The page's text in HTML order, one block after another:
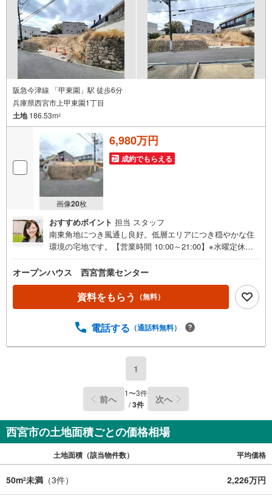
阪急今津線 「甲東園」駅 徒歩6分
兵庫県西宮市上甲東園1丁目
土地186.53m2
画像20枚
6,980万円
成約でもらえる
おすすめポイント 担当 スタッフ
南東角地につき風通し良好。低層エリアにつき穏やかな住
環境の宅地です。【営業時間 10:00～21:00】※水曜定休上
軽にご連絡ください！現地を見学される場合は「室内・現
地を見学する（無料）」ボタンよりご希望の日時をご記入
いただけますとスムーズにご案内が可能です。◎現地のご
案内について・平日や夜遅い時間帯もご案内が可能 ※定休
いたします。・車でご自宅や最寄り駅等、ご指定の場所ま
◎個別FP相談会 無料物件のご紹介だけでなく住宅ロー
ン・資金のご相談、まずは家探しについて話を聞きたいと
いう方も大歓迎です！年間8000棟以上の限定物件を発表し
ているオープンハウスだから出会える物件が多数ございま
す。ぜひお気軽にご連絡・ご相談ください！※限定物件:当
ープンハウス・ディベロップメントの物件
オープンハウス 西宮営業センター
資料をもらう （無料）
電話する （通話料無料）
1
前へ 1〜3件
/3件 次へ
西宮市の土地面積ごとの価格相場
土地面積（該当物件数） 平均価格
50m2未満 （3件） 2,226万円